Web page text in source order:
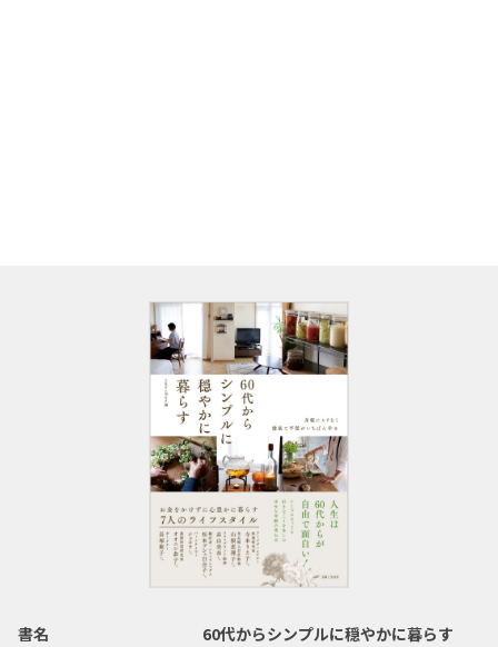
書名
60代からシンプルに穏やかに暮らす